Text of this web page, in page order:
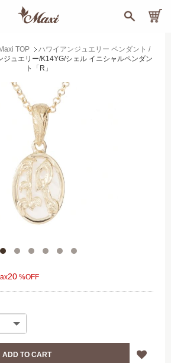
TOP
ハワイアンジュエリー ペンダント /
ジュエリー/K14YG/シェル イニシャルペンダン
ト「R」
20